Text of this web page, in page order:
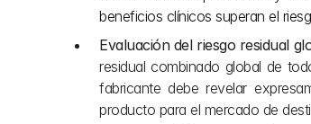
beneficios clínicos superan el
Evaluación del riesgo residual
residual combinado global de
fabricante debe revelar
producto para el mercado de